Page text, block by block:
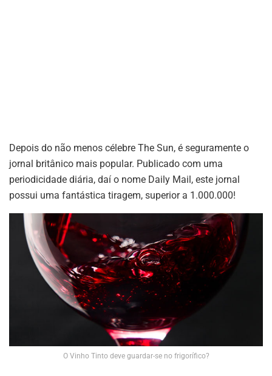
Depois do não menos célebre The Sun, é seguramente o
jornal britânico mais popular. Publicado com uma
periodicidade diária, daí o nome Daily Mail, este jornal
possui uma fantástica tiragem, superior a 1.000.000!
O Vinho Tinto deve guardar-se no frigorífico?